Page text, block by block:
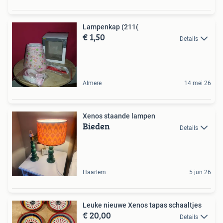
Lampenkap (211(
€ 1,50 Details
Almere 14 mei 26
Xenos staande lampen
Bieden Details
Haarlem 5 jun 26
Leuke nieuwe Xenos tapas schaaltjes
€ 20,00 Details